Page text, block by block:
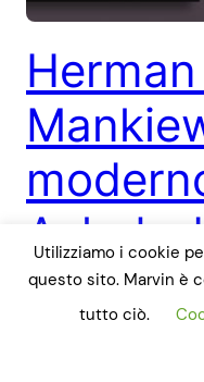
Achab
«Mank è
Capitano Achab dei
Utilizziamo i cookie
questo sito. Marvin è
tutto ciò.